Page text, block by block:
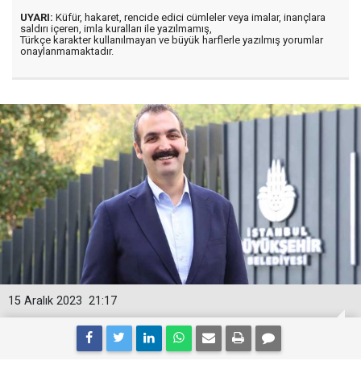
UYARI: Küfür, hakaret, rencide edici cümleler veya imalar, inançlara
saldırı içeren, imla kuralları ile yazılmamış,
Türkçe karakter kullanılmayan ve büyük harflerle yazılmış yorumlar
onaylanmamaktadır.
21:17
15 Aralık 2023